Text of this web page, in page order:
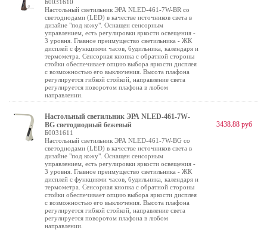
Б0031610
Настольный светильник ЭРА NLED-461-7W-BR со
светодиодами (LED) в качестве источников света в
дизайне "под кожу". Оснащен сенсорным
управлением, есть регулировки яркости освещения -
3 уровня. Главное преимущество светильника - ЖК
дисплей с функциями часов, будильника, календаря и
термометра. Сенсорная кнопка с обратной стороны
стойки обеспечивает опцию выбора яркости дисплея
с возможностью его выключения. Высота плафона
регулируется гибкой стойкой, направление света
регулируется поворотом плафона в любом
направлении.
Настольный светильник ЭРА NLED-461-7W-
BG светодиодный бежевый
Б0031611
Настольный светильник ЭРА NLED-461-7W-BG со
светодиодами (LED) в качестве источников света в
дизайне "под кожу". Оснащен сенсорным
управлением, есть регулировки яркости освещения -
3 уровня. Главное преимущество светильника - ЖК
дисплей с функциями часов, будильника, календаря и
термометра. Сенсорная кнопка с обратной стороны
стойки обеспечивает опцию выбора яркости дисплея
с возможностью его выключения. Высота плафона
регулируется гибкой стойкой, направление света
регулируется поворотом плафона в любом
направлении.
3438.88 руб